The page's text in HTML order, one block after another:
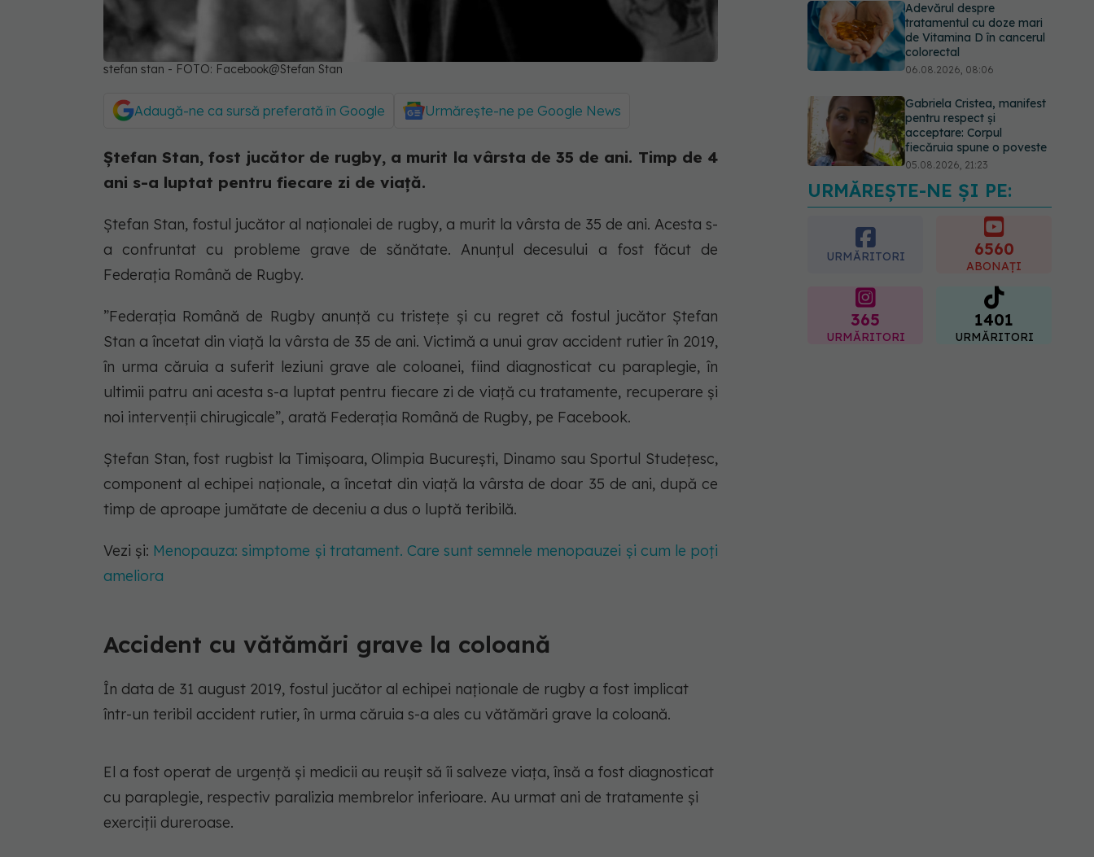
stefan stan - FOTO: Facebook@Stefan Stan
Adaugă-ne ca sursă preferată în Google Urmărește-ne pe Google News
Ștefan Stan, fost jucător de rugby, a murit la vârsta de 35 de ani. Timp de 4
ani s-a luptat pentru fiecare zi de viață.
Ștefan Stan, fostul jucător al naționalei de rugby, a murit la vârsta de 35 de ani. Acesta s-
a confruntat cu probleme grave de sănătate. Anunțul decesului a fost făcut de
Federația Română de Rugby.
”Federația Română de Rugby anunță cu tristețe și cu regret că fostul jucător Ștefan
Stan a încetat din viață la vârsta de 35 de ani. Victimă a unui grav accident rutier în 2019,
în urma căruia a suferit leziuni grave ale coloanei, fiind diagnosticat cu paraplegie, în
ultimii patru ani acesta s-a luptat pentru fiecare zi de viață cu tratamente, recuperare și
noi intervenții chirugicale”, arată Federația Română de Rugby, pe Facebook.
Ștefan Stan, fost rugbist la Timișoara, Olimpia București, Dinamo sau Sportul Studețesc,
component al echipei naționale, a încetat din viață la vârsta de doar 35 de ani, după ce
timp de aproape jumătate de deceniu a dus o luptă teribilă.
Vezi și: Menopauza: simptome și tratament. Care sunt semnele menopauzei și cum le poți
ameliora
Accident cu vătămări grave la coloană
În data de 31 august 2019, fostul jucător al echipei naționale de rugby a fost implicat
într-un teribil accident rutier, în urma căruia s-a ales cu vătămări grave la coloană.
El a fost operat de urgență și medicii au reușit să îi salveze viața, însă a fost diagnosticat
cu paraplegie, respectiv paralizia membrelor inferioare. Au urmat ani de tratamente și
exerciții dureroase.
Adevărul despre
tratamentul cu doze mari
de Vitamina D în cancerul
colorectal
06.08.2026, 08:06
Gabriela Cristea, manifest
pentru respect și
acceptare: Corpul
fiecăruia spune o poveste
05.08.2026, 21:23
Medicii de la Fundeni
demontează unul dintre
cele mai răspândite mituri
despre diabet
06.08.2026, 11:52
URMĂREȘTE-NE ȘI PE:
URMĂRITORI 6560
ABONAȚI
365
URMĂRITORI
1401
URMĂRITORI